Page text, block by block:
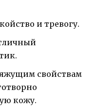
и тревогу.
свойствам
кожу.